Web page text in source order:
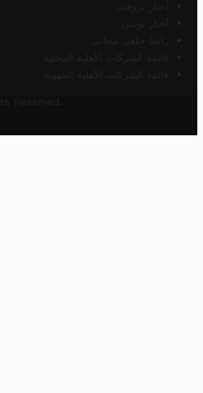
أخبار تروفيت
أخبار تونس
رابط خلفي مجاني
قائمة الشركات الأهلية المحلية
قائمة الشركات الأهلية الجهوية
Reserved.